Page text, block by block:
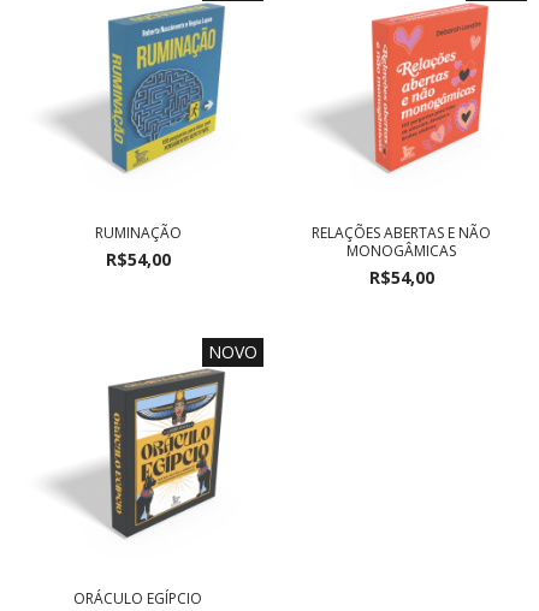
RUMINAÇÃO
R$54,00
RELAÇÕES ABERTAS E NÃO
MONOGÂMICAS
R$54,00
NOVO
ORÁCULO EGÍPCIO